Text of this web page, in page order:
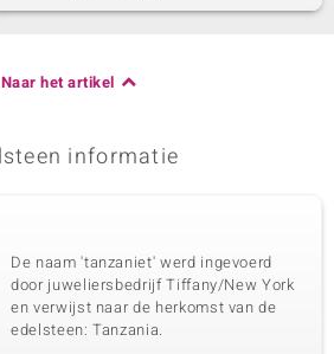
Naar het artikel
informatie
De naam 'tanzaniet' werd ingevoerd
door juweliersbedrijf Tiffany/New York
en verwijst naar de herkomst van de
edelsteen: Tanzania.